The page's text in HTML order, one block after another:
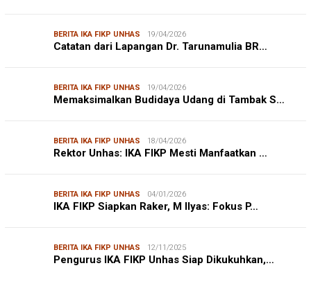
BERITA IKA FIKP UNHAS 19/04/2026
Catatan dari Lapangan Dr. Tarunamulia BR…
BERITA IKA FIKP UNHAS 19/04/2026
Memaksimalkan Budidaya Udang di Tambak S…
BERITA IKA FIKP UNHAS 18/04/2026
Rektor Unhas: IKA FIKP Mesti Manfaatkan …
BERITA IKA FIKP UNHAS 04/01/2026
IKA FIKP Siapkan Raker, M Ilyas: Fokus P…
BERITA IKA FIKP UNHAS 12/11/2025
Pengurus IKA FIKP Unhas Siap Dikukuhkan,…